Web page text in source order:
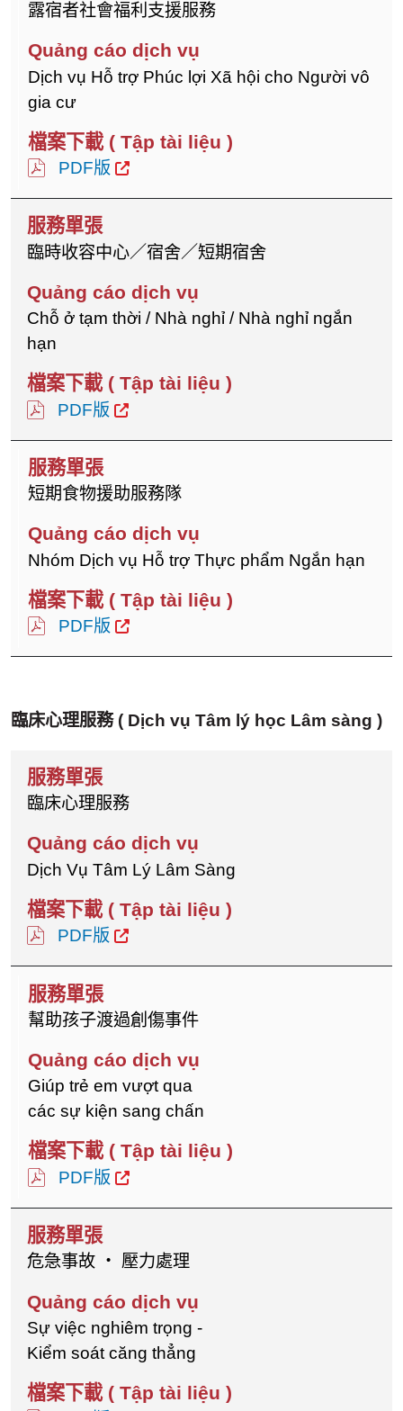
露宿者社會福利支援服務
Dịch vụ Hỗ trợ Phúc lợi Xã hội cho Người vô
gia cư
PDF版
臨時收容中心／宿舍／短期宿舍
Chỗ ở tạm thời / Nhà nghỉ / Nhà nghỉ ngắn
hạn
PDF版
短期食物援助服務隊
Nhóm Dịch vụ Hỗ trợ Thực phẩm Ngắn hạn
PDF版
臨床心理服務 ( Dịch vụ Tâm lý học Lâm sàng )
臨床心理服務
Dịch Vụ Tâm Lý Lâm Sàng
PDF版
幫助孩子渡過創傷事件
Giúp trẻ em vượt qua
các sự kiện sang chấn
PDF版
危急事故 ‧ 壓力處理
Sự việc nghiêm trọng -
Kiểm soát căng thẳng